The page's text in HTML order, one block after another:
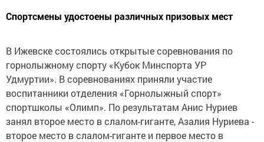
Спортсмены удостоены различных призовых мест
В Ижевске состоялись открытые соревнования по
горнолыжному спорту «Кубок Минспорта УР
Удмуртии». В соревнованиях приняли участие
воспитанники отделения «Горнолыжный спорт»
спортшколы «Олимп». По результатам Анис Нуриев
занял второе место в слалом-гиганте, Азалия Нуриева -
второе место в слалом-гиганте и первое место в